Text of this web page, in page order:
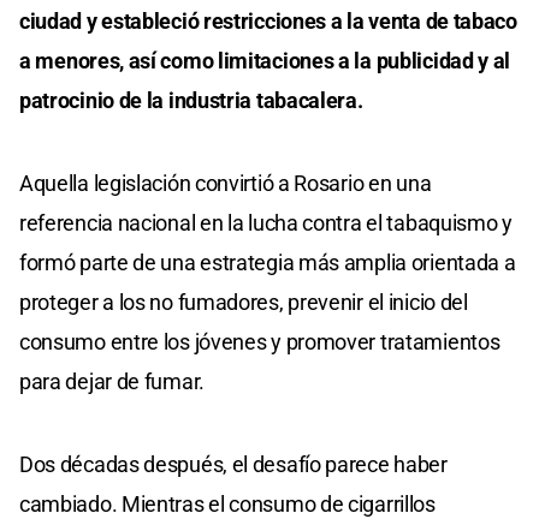
ciudad y estableció restricciones a la venta de tabaco
a menores, así como limitaciones a la publicidad y al
patrocinio de la industria tabacalera.
Aquella legislación convirtió a Rosario en una
referencia nacional en la lucha contra el tabaquismo y
formó parte de una estrategia más amplia orientada a
proteger a los no fumadores, prevenir el inicio del
consumo entre los jóvenes y promover tratamientos
para dejar de fumar.
Dos décadas después, el desafío parece haber
cambiado. Mientras el consumo de cigarrillos